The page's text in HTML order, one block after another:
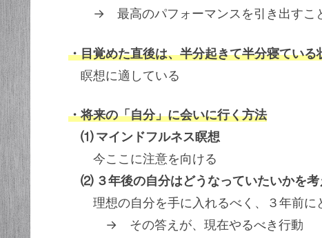
→ 最高のパフォーマンスを引き出すこ
・目覚めた直後は、半分起きて半分寝ている
瞑想に適している
・将来の「自分」に会いに行く方法
⑴ マインドフルネス瞑想
今ここに注意を向ける
⑵ ３年後の自分はどうなっていたいかを
理想の自分を手に入れるべく、３年前に
→ その答えが、現在やるべき行動